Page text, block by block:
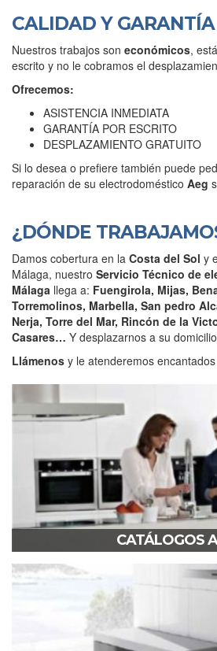
CALIDAD Y GARANTÍA
Nuestros trabajos son económicos,
escrito y no le cobramos el
Ofrecemos:
ASISTENCIA INMEDIATA
GARANTÍA POR ESCRITO
DESPLAZAMIENTO GRATUITO
Si lo desea o prefiere también puede
reparación de su electrodoméstico Aeg
¿DÓNDE
Damos cobertura en la Costa del Sol y
Málaga, nuestro Servicio Técnico de
Málaga llega a: Fuengirola, Mijas,
Torremolinos, Marbella, San pedro
Nerja, Torre del Mar, Rincón de la
Casares… Y desplazarnos a su
Llámenos y le atenderemos
CATÁLOGOS